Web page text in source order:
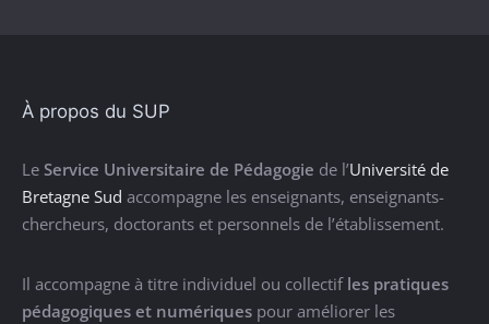
À propos du SUP
Le Service Universitaire de Pédagogie de l’Université de
Bretagne Sud accompagne les enseignants, enseignants-
chercheurs, doctorants et personnels de l’établissement.
Il accompagne à titre individuel ou collectif les pratiques
pédagogiques et numériques pour améliorer les